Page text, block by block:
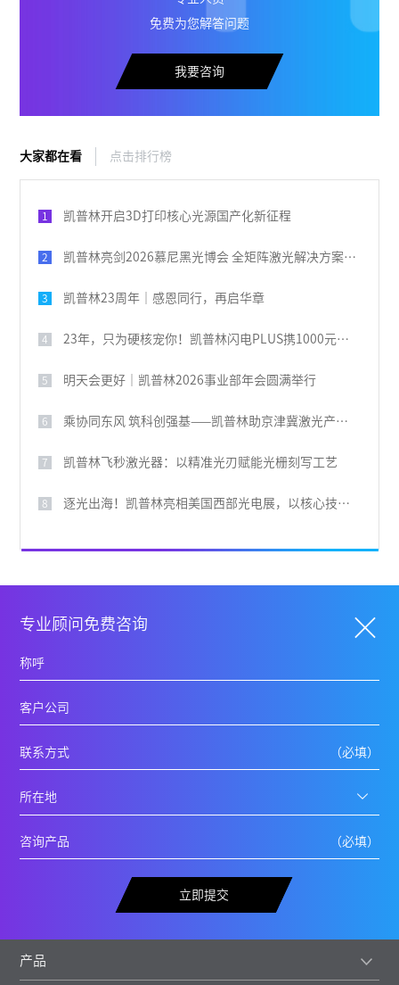
免费为您解答问题
我要咨询
大家都在看 点击排行榜
1 凯普林开启3D打印核心光源国产化新征程
2 凯普林亮剑2026慕尼黑光博会 全矩阵激光解决方案破解全球产业痛点
3 凯普林23周年｜感恩同行，再启华章
4 23年，只为硬核宠你！凯普林闪电PLUS携1000元豪礼，引爆全场
5 明天会更好｜凯普林2026事业部年会圆满举行
6 乘协同东风 筑科创强基——凯普林助京津冀激光产业共兴
7 凯普林飞秒激光器：以精准光刃赋能光栅刻写工艺
8 逐光出海！凯普林亮相美国西部光电展，以核心技术叩响国际大门
专业顾问免费咨询
立即提交
产品